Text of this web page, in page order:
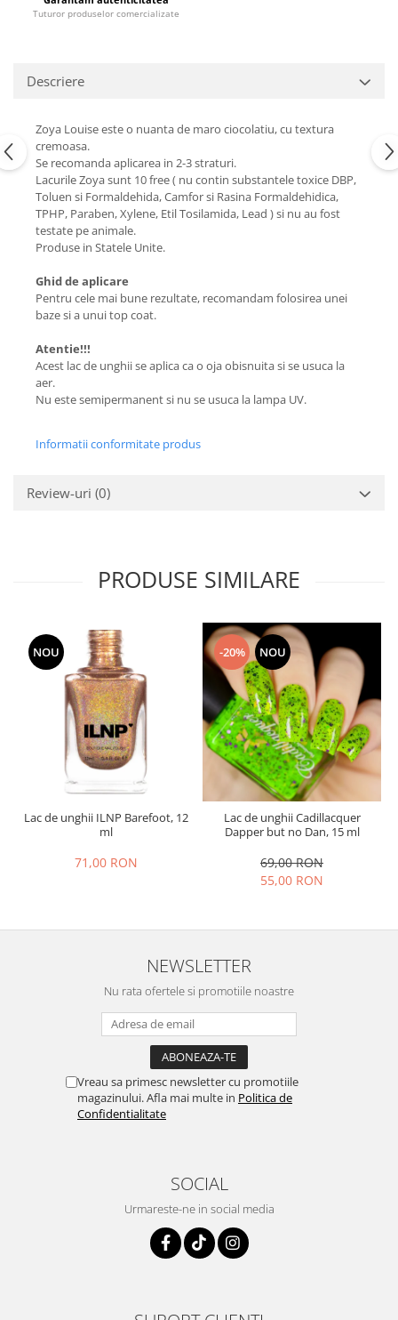
Tuturor produselor comercializate
Descriere
Zoya Louise este o nuanta de maro ciocolatiu, cu textura
cremoasa.
Se recomanda aplicarea in 2-3 straturi.
Lacurile Zoya sunt 10 free ( nu contin substantele toxice DBP,
Toluen si Formaldehida, Camfor si Rasina Formaldehidica,
TPHP, Paraben, Xylene, Etil Tosilamida, Lead ) si nu au fost
testate pe animale.
Produse in Statele Unite.
Ghid de aplicare
Pentru cele mai bune rezultate, recomandam folosirea unei
baze si a unui top coat.
Atentie!!!
Acest lac de unghii se aplica ca o oja obisnuita si se usuca la
aer.
Nu este semipermanent si nu se usuca la lampa UV.
Informatii conformitate produs
Review-uri (0)
PRODUSE SIMILARE
NOU
Lac de unghii ILNP Barefoot, 12
ml
71,00 RON
-20% NOU
Lac de unghii Cadillacquer
Dapper but no Dan, 15 ml
69,00 RON
55,00 RON
NEWSLETTER
Nu rata ofertele si promotiile noastre
Vreau sa primesc newsletter cu promotiile
magazinului. Afla mai multe in Politica de
Confidentialitate
SOCIAL
Urmareste-ne in social media